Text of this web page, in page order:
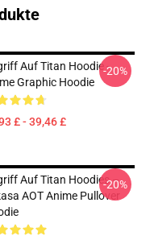
Auf Titan Hoodie -
Graphic Hoodie
£ - 39,46 £
-20%
Auf Titan Hoodies –
AOT Anime Pullover
-20%